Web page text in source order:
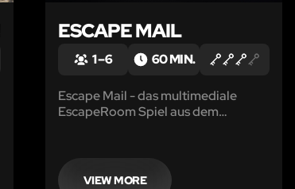
ESCAPE MAIL
1 – 6 60 MIN.
Escape Mail - das multimediale
EscapeRoom Spiel aus dem
VIEW MORE